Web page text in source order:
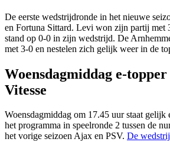
De eerste wedstrijdronde in het nieuwe
en Fortuna Sittard. Levi won zijn partij met
stand op 0-0 in zijn wedstrijd. De
met 3-0 en nestelen zich gelijk weer in de
Woensdagmiddag e-
Vitesse
Woensdagmiddag om 17.45 uur staat
het programma in speelronde 2 tussen de
het vorige seizoen Ajax en PSV. De